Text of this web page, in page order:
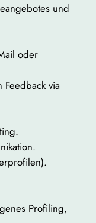
und
oder
Feedback via
Profiling,